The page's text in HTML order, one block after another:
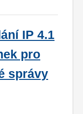
IP 4.1
pro
správy